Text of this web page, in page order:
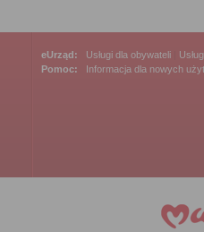
eUrząd: Usługi dla obywateli
Pomoc:
Informacja dla nowych